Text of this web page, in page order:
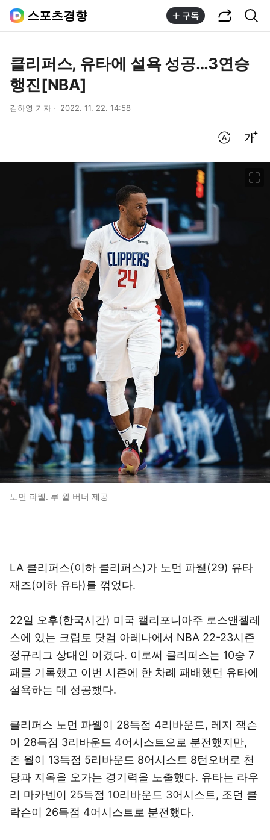
스포츠경향 구독
클리퍼스, 유타에 설욕 성공…3연승
행진[NBA]
김하영 기자 2022. 11. 22. 14:58
노먼 파웰. 루 윌 버너 제공
LA 클리퍼스(이하 클리퍼스)가 노먼 파웰(29) 유타
재즈(이하 유타)를 꺾었다.
22일 오후(한국시간) 미국 캘리포니아주 로스앤젤레
스에 있는 크립토 닷컴 아레나에서 NBA 22-23시즌
정규리그 상대인 이겼다. 이로써 클리퍼스는 10승 7
패를 기록했고 이번 시즌에 한 차례 패배했던 유타에
설욕하는 데 성공했다.
클리퍼스 노먼 파웰이 28득점 4리바운드, 레지 잭슨
이 28득점 3리바운드 4어시스트으로 분전했지만,
존 월이 13득점 5리바운드 8어시스트 8턴오버로 천
당과 지옥을 오가는 경기력을 노출했다. 유타는 라우
리 마카넨이 25득점 10리바운드 3어시스트, 조던 클
락슨이 26득점 4어시스트로 분전했다.